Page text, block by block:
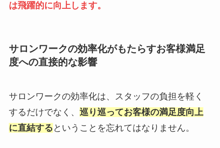
は飛躍的に向上します。
サロンワークの効率化がもたらすお客様満足
度への直接的な影響
サロンワークの効率化は、スタッフの負担を軽く
するだけでなく、 巡り巡ってお客様の満足度向上
に直結する ということを忘れてはなりません。